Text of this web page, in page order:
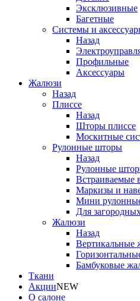
Эксклюзивные
Багетные
Системы и
Назад
Профильные
Аксессуары
Жалюзи
Назад
Плиссе
Назад
Шторы плиссе
Москитные
Рулонные шторы
Назад
Рулонные
Встраиваемые
Маркизы и
Мини
Для
Жалюзи
Назад
Вертикальные
Бамбуковые
Ткани
АкцииNEW
О салоне